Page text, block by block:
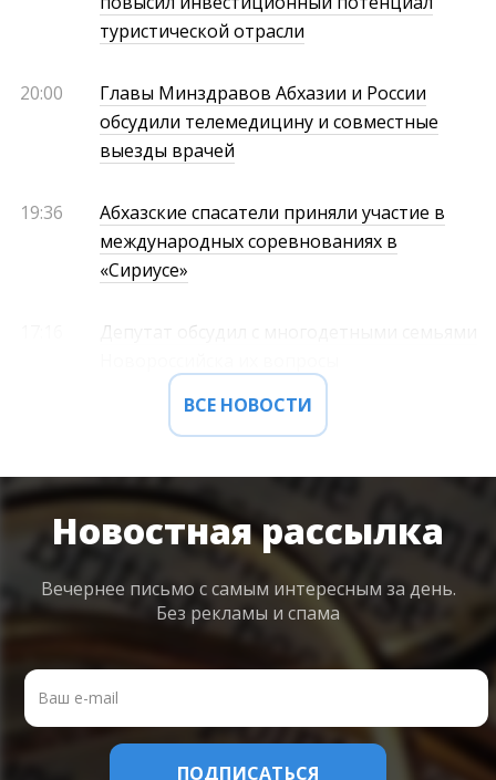
туристической отрасли
20:00
Главы Минздравов Абхазии и России
обсудили телемедицину и совместные
выезды врачей
19:36
Абхазские спасатели приняли участие в
международных соревнованиях в
«Сириусе»
Депутат обсудил с многодетными семьями
ВСЕ НОВОСТИ
Новостная рассылка
Вечернее письмо с самым интересным за день.
Без рекламы и спама